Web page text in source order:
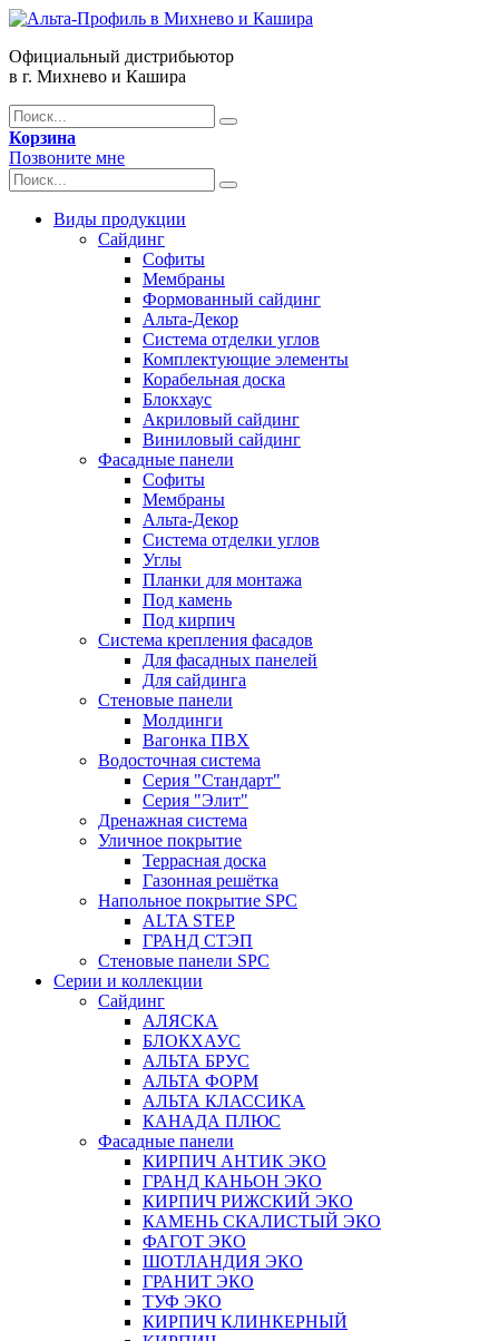
Официальный дистрибьютор
в г. Михнево и Кашира
Корзина
Позвоните мне
Виды продукции
Сайдинг
Софиты
Мембраны
Формованный сайдинг
Альта-Декор
Система отделки углов
Комплектующие элементы
Корабельная доска
Блокхаус
Акриловый сайдинг
Виниловый сайдинг
Фасадные панели
Софиты
Мембраны
Альта-Декор
Система отделки углов
Углы
Планки для монтажа
Под камень
Под кирпич
Система крепления фасадов
Для фасадных панелей
Для сайдинга
Стеновые панели
Молдинги
Вагонка ПВХ
Водосточная система
Серия "Стандарт"
Серия "Элит"
Дренажная система
Уличное покрытие
Террасная доска
Газонная решётка
Напольное покрытие SPC
ALTA STEP
ГРАНД СТЭП
Стеновые панели SPC
Серии и коллекции
Сайдинг
АЛЯСКА
БЛОКХАУС
АЛЬТА БРУС
АЛЬТА ФОРМ
АЛЬТА КЛАССИКА
КАНАДА ПЛЮС
Фасадные панели
КИРПИЧ АНТИК ЭКО
ГРАНД КАНЬОН ЭКО
КИРПИЧ РИЖСКИЙ ЭКО
КАМЕНЬ СКАЛИСТЫЙ ЭКО
ФАГОТ ЭКО
ШОТЛАНДИЯ ЭКО
ГРАНИТ ЭКО
ТУФ ЭКО
КИРПИЧ КЛИНКЕРНЫЙ